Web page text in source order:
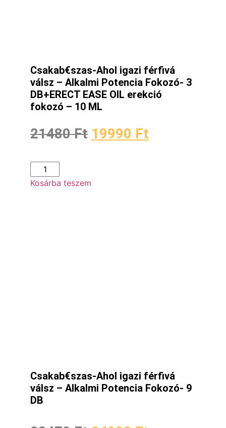
Csakab€szas-Ahol igazi férfivá
válsz – Alkalmi Potencia Fokozó- 3
DB+ERECT EASE OIL erekció
fokozó – 10 ML
21480Ft 19990 Ft
Kosárba teszem
Csakab€szas-Ahol igazi férfivá
válsz – Alkalmi Potencia Fokozó- 9
DB